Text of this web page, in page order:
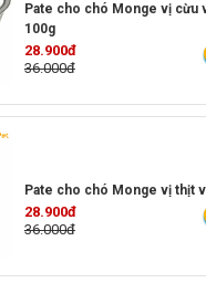
Pate cho chó Monge vị cừu
100g
28.900đ
36.000đ
Pate cho chó Monge vị thịt
28.900đ
36.000đ